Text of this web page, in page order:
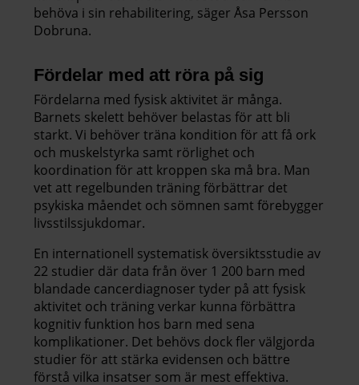
behöva i sin rehabilitering, säger Åsa Persson
Dobruna.
Fördelar med att röra på sig
Fördelarna med fysisk aktivitet är många.
Barnets skelett behöver belastas för att bli
starkt. Vi behöver träna kondition för att få ork
och muskelstyrka samt rörlighet och
koordination för att kroppen ska må bra. Man
vet att regelbunden träning förbättrar det
psykiska måendet och sömnen samt förebygger
livsstilssjukdomar.
En internationell systematisk översiktsstudie av
22 studier där data från över 1 200 barn med
blandade cancerdiagnoser tyder på att fysisk
aktivitet och träning verkar kunna förbättra
kognitiv funktion hos barn med sena
komplikationer. Det behövs dock fler välgjorda
studier för att stärka evidensen och bättre
förstå vilka insatser som är mest effektiva.